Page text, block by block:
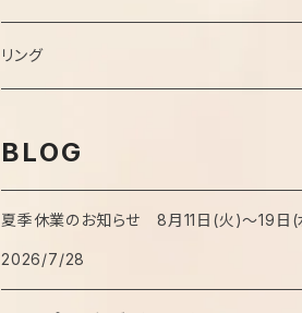
ペンダントトップ
ブラックオパール
ジルコン
エメラルド
リング
BLOG
夏季休業のお知らせ 8月11日(火)〜19日
2026/7/28